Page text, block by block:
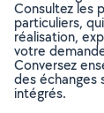
Consultez les
particuliers,
réalisation,
votre
Conversez
des échanges
intégrés.